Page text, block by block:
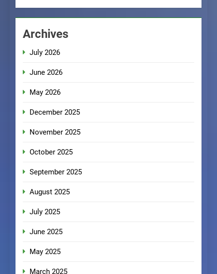
Archives
July 2026
June 2026
May 2026
December 2025
November 2025
October 2025
September 2025
August 2025
July 2025
June 2025
May 2025
March 2025